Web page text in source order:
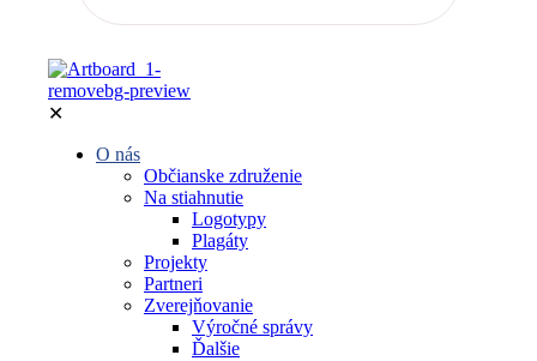
✕
O nás
Občianske združenie
Na stiahnutie
Logotypy
Plagáty
Projekty
Partneri
Zverejňovanie
Výročné správy
Ďalšie